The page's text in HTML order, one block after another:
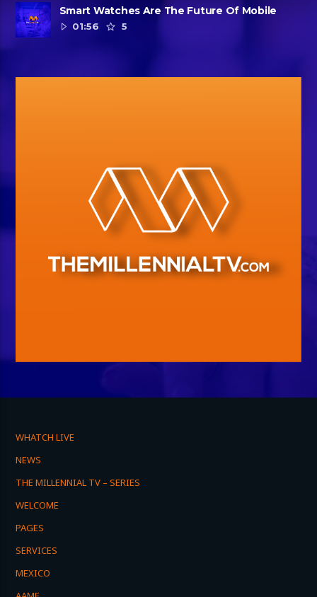
Smart Watches Are The Future Of Mobile
01:56
5
WHATCH LIVE
NEWS
THE MILLENNIAL TV – SERIES
WELCOME
PAGES
SERVICES
MEXICO